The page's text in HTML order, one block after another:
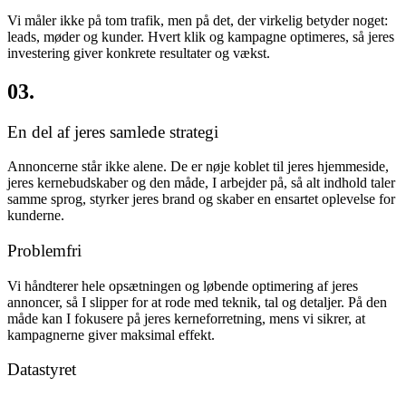
Vi måler ikke på tom trafik, men på det, der virkelig betyder noget:
leads, møder og kunder. Hvert klik og kampagne optimeres, så jeres
investering giver konkrete resultater og vækst.
03.
En del af jeres samlede strategi
Annoncerne står ikke alene. De er nøje koblet til jeres hjemmeside,
jeres kernebudskaber og den måde, I arbejder på, så alt indhold taler
samme sprog, styrker jeres brand og skaber en ensartet oplevelse for
kunderne.
Problemfri
Vi håndterer hele opsætningen og løbende optimering af jeres
annoncer, så I slipper for at rode med teknik, tal og detaljer. På den
måde kan I fokusere på jeres kerneforretning, mens vi sikrer, at
kampagnerne giver maksimal effekt.
Datastyret